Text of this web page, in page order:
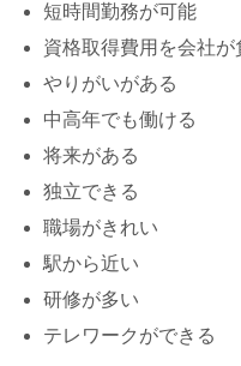
短時間勤務が可能
資格取得費用を会社が
やりがいがある
中高年でも働ける
将来がある
独立できる
職場がきれい
駅から近い
研修が多い
テレワークができる